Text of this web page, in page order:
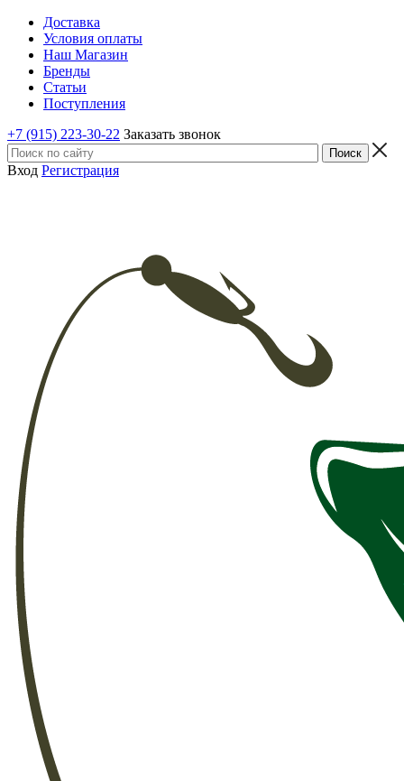
Доставка
Условия оплаты
Наш Магазин
Бренды
Статьи
Поступления
+7 (915) 223-30-22 Заказать звонок
Вход Регистрация